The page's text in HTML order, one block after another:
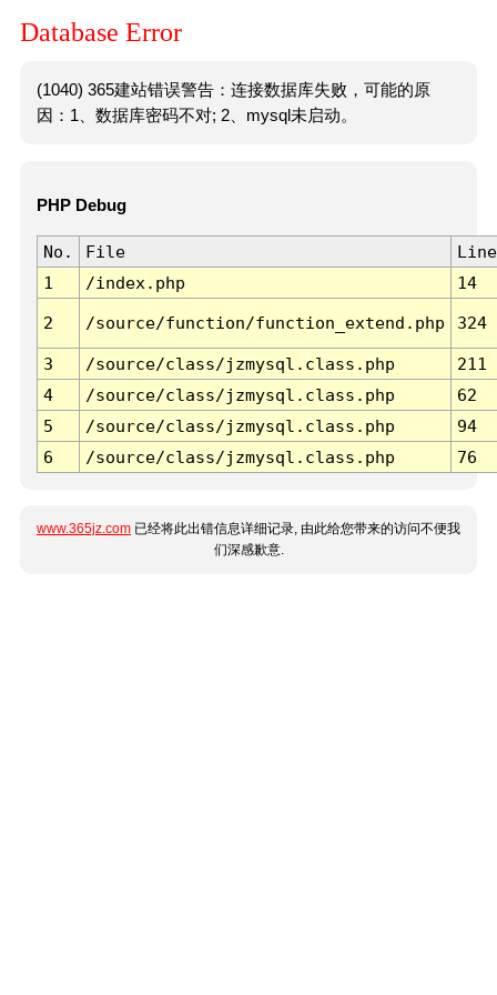
Database Error
(1040) 365建站错误警告：连接数据库失败，可能的原
因：1、数据库密码不对; 2、mysql未启动。
PHP Debug
No. File
Line
1
/index.php 14
2 /source/function/function_extend.php 324
3 /source/class/jzmysql.class.php
211
4
/source/class/jzmysql.class.php
62
5
/source/class/jzmysql.class.php
94
6
/source/class/jzmysql.class.php 76
www.365jz.com 已经将此出错信息详细记录, 由此给您带来的访问不便我
们深感歉意.